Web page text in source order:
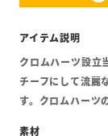
クロムハーツ設立
チーフにして流麗
す。クロムハーツ